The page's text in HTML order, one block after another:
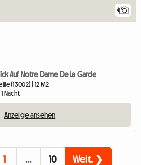
4
Auf Notre Dame De La Garde
(13002) | 12 M2
Nacht
Anzeige ansehen
1 … 10 Weit. ❯